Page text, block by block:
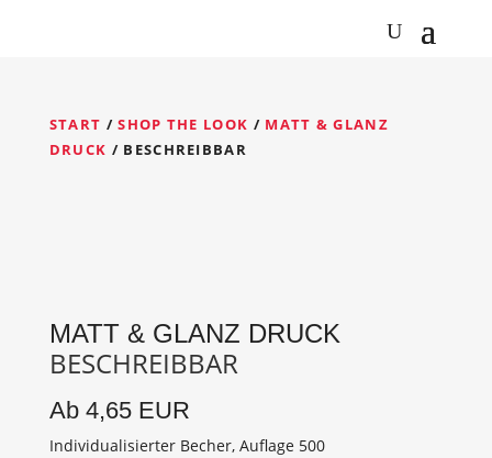
START /SHOP THE LOOK / MATT & GLANZ
DRUCK / BESCHREIBBAR
MATT & GLANZ DRUCK
BESCHREIBBAR
Ab 4,65 EUR
Individualisierter Becher, Auflage 500